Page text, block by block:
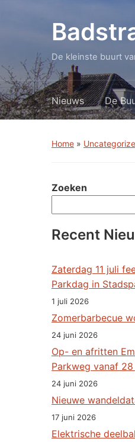
De kleinste buurt
Nieuws De
Home »
Zoeken
Recent
Zaterdag 11 juli
Parkdag in
1 juli 2026
Zomerbarbecue
24 juni 2026
Op- en afritten
Parkweg vanaf
24 juni 2026
Nieuwe
17 juni 2026
Elektrische